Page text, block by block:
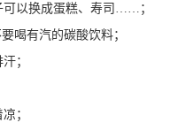
可以换成蛋糕、寿司……；
喝有汽的碳酸饮料；
；
；